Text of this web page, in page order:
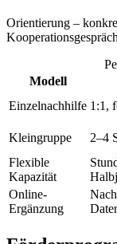
Orientierung –
Modell
Einzelnachhilfe 1:1,
Kleingruppe
2–4
Flexible
Kapazität
Online-
Ergänzung